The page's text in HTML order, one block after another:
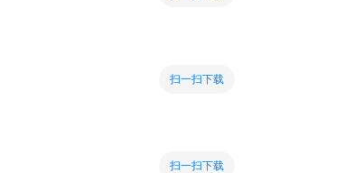
扫一扫下载
扫一扫下载